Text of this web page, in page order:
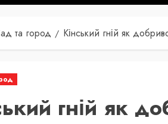
та город Кінський гній як
гній як